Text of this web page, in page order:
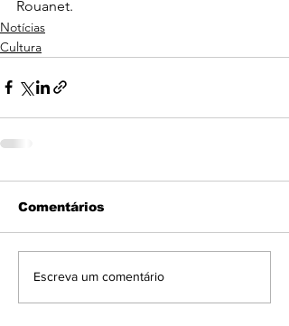
Rouanet.
Notícias
Cultura
Comentários
Escreva um comentário